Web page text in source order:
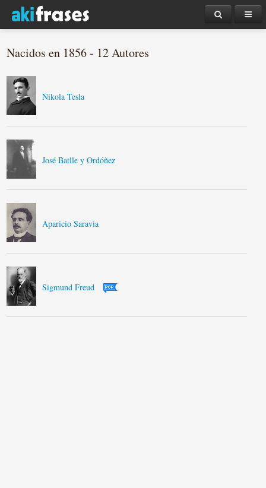
Nacidos en 1856 - 12 Autores
Nikola Tesla
José Batlle y Ordóñez
Aparicio Saravia
Sigmund Freud